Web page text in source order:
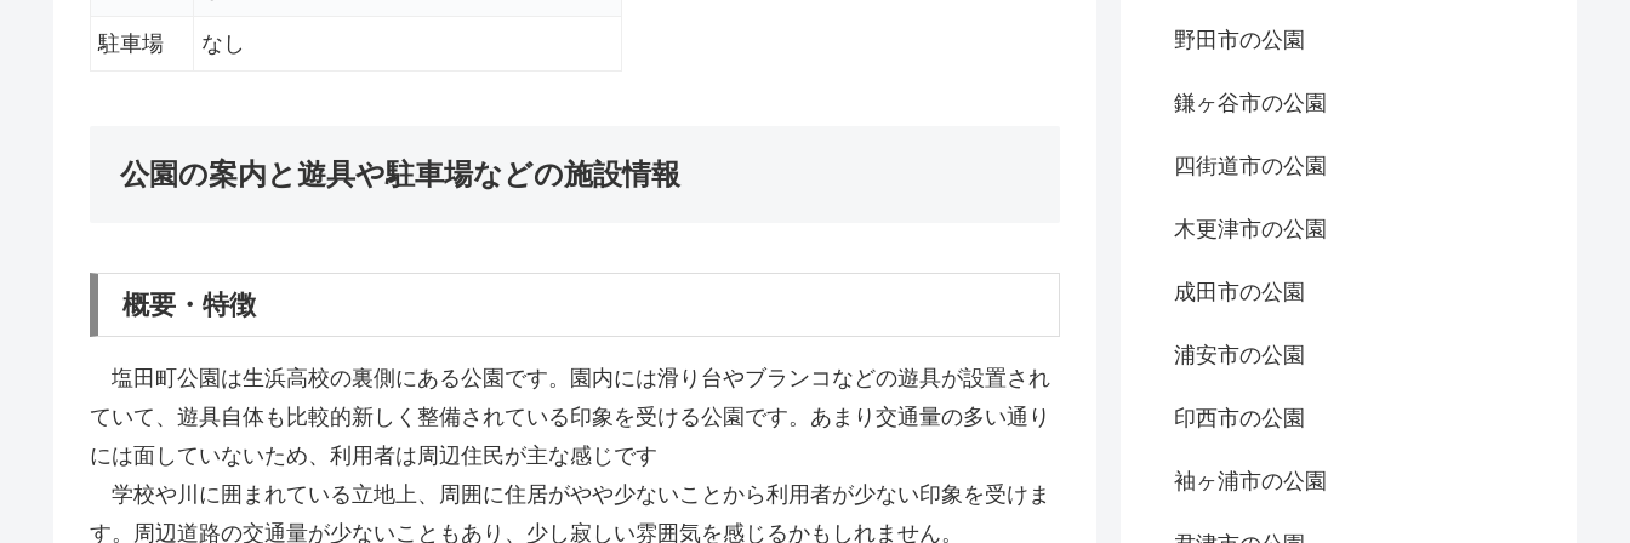
駐車場 なし
公園の案内と遊具や駐車場などの施設情報
概要・特徴
塩田町公園は生浜高校の裏側にある公園です。園内には滑り台やブランコなどの遊具が設置され
ていて、遊具自体も比較的新しく整備されている印象を受ける公園です。あまり交通量の多い通り
には面していないため、利用者は周辺住民が主な感じです
学校や川に囲まれている立地上、周囲に住居がやや少ないことから利用者が少ない印象を受けま
す。周辺道路の交通量が少ないこともあり、少し寂しい雰囲気を感じるかもしれません。
野田市の公園
鎌ヶ谷市の公園
四街道市の公園
木更津市の公園
成田市の公園
浦安市の公園
印西市の公園
袖ヶ浦市の公園